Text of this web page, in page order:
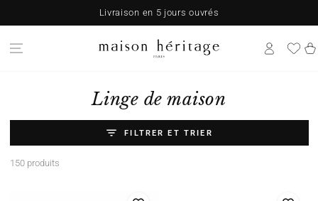
Livraison en 5 jours ouvrés
Collection:
Linge de maison
FILTRER ET TRIER
150 produits